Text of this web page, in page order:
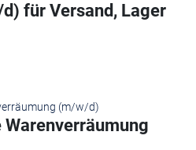
für Versand, Lager